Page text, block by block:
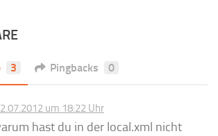
3 Pingbacks 0
um 18:22 Uhr
hast du in der local.xml nicht